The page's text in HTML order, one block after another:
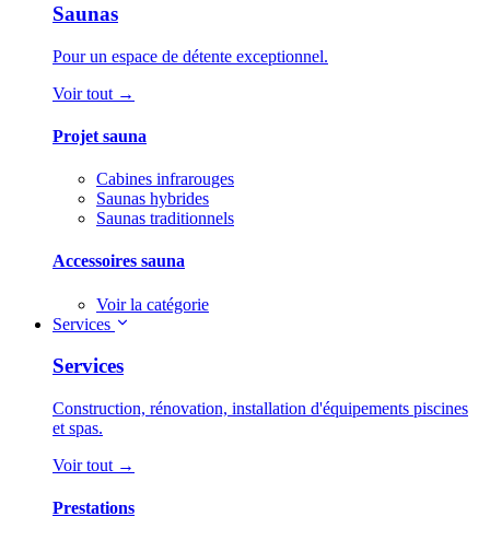
Saunas
Pour un espace de détente exceptionnel.
Voir tout →
Projet sauna
Cabines infrarouges
Saunas hybrides
Saunas traditionnels
Accessoires sauna
Voir la catégorie
Services
Services
Construction, rénovation, installation d'équipements piscines
et spas.
Voir tout →
Prestations